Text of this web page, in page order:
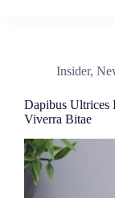
Insider,
Dapibus Ultrices
Viverra Bitae